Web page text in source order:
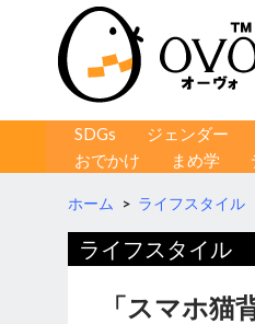
コンテンツへ移動
SDGs ジェンダー
おでかけ
まめ学
ホーム > ライフスタイル
ライフスタイル
「スマホ